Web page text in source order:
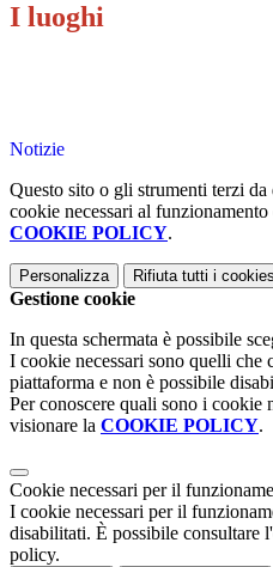
I luoghi
Notizie
Questo sito o gli strumenti terzi
cookie necessari al
COOKIE POLICY.
Personalizza Rifiuta tutti i cookies
Gestione cookie
In questa schermata è possibile
I cookie necessari sono quelli che
piattaforma e non è possibile
Per conoscere quali sono i cookie
visionare la COOKIE POLICY.
Cookie necessari per il
I cookie necessari per il
disabilitati. È possibile consultare
policy.